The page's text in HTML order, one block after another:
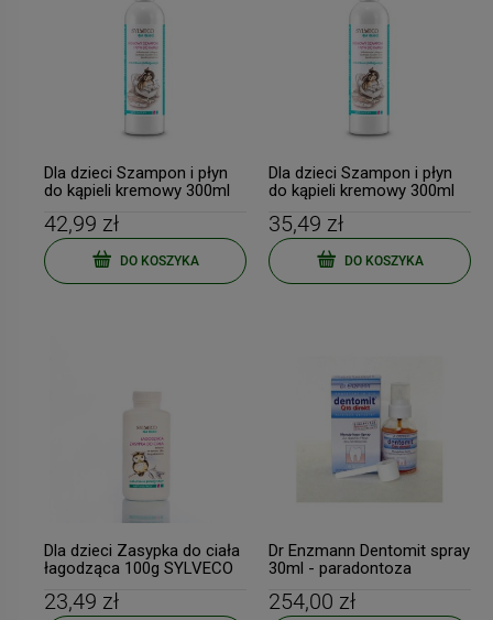
BIOWEN Witamina B
Complex+ 90 kapsułek
89,99 zł
Najniższa cena:89,99 zł
DO KOSZYKA
Duolife MOJA KREW 750ml
My Blood PROMOCJA
171,39 zł
Dla dzieci Szampon i płyn
do kąpieli kremowy 300ml
42,99 zł
DO KOSZYKA
Dla dzieci Szampon i płyn
do kąpieli kremowy 300ml
35,49 zł
DO KOSZYKA
Dla dzieci Zasypka do ciała
łagodząca 100g SYLVECO
23,49 zł
Dr Enzmann Dentomit spray
30ml - paradontoza
254,00 zł